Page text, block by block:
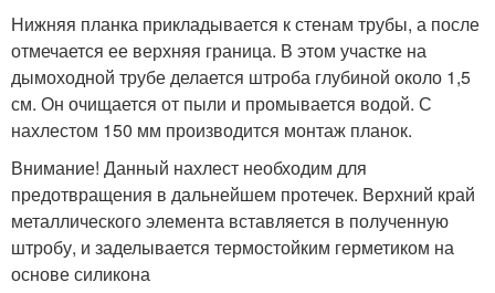
Нижняя планка прикладывается к стенам трубы, а после
отмечается ее верхняя граница. В этом участке на
дымоходной трубе делается штроба глубиной около 1,5
см. Он очищается от пыли и промывается водой. С
нахлестом 150 мм производится монтаж планок.
Внимание! Данный нахлест необходим для
предотвращения в дальнейшем протечек. Верхний край
металлического элемента вставляется в полученную
штробу, и заделывается термостойким герметиком на
основе силикона